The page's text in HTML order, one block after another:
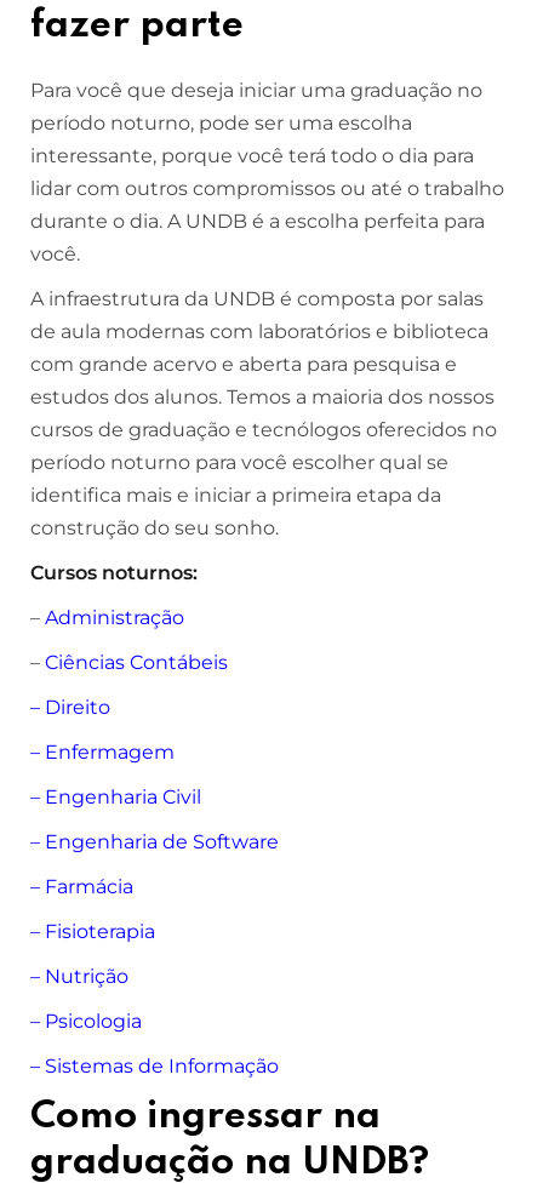
fazer parte
Para você que deseja iniciar uma graduação no
período noturno, pode ser uma escolha
interessante, porque você terá todo o dia para
lidar com outros compromissos ou até o trabalho
durante o dia. A UNDB é a escolha perfeita para
você.
A infraestrutura da UNDB é composta por salas
de aula modernas com laboratórios e biblioteca
com grande acervo e aberta para pesquisa e
estudos dos alunos. Temos a maioria dos nossos
cursos de graduação e tecnólogos oferecidos no
período noturno para você escolher qual se
identifica mais e iniciar a primeira etapa da
construção do seu sonho.
Cursos noturnos:
– Administração
– Ciências Contábeis
– Direito
– Enfermagem
– Engenharia Civil
– Engenharia de Software
– Farmácia
– Fisioterapia
– Nutrição
– Psicologia
– Sistemas de Informação
Como ingressar na
graduação na UNDB?